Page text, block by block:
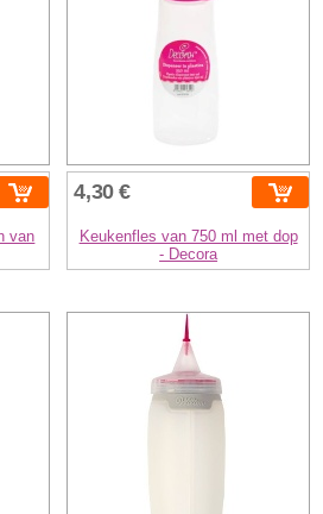
van
4,30 €
Keukenfles van 750 ml met dop
- Decora